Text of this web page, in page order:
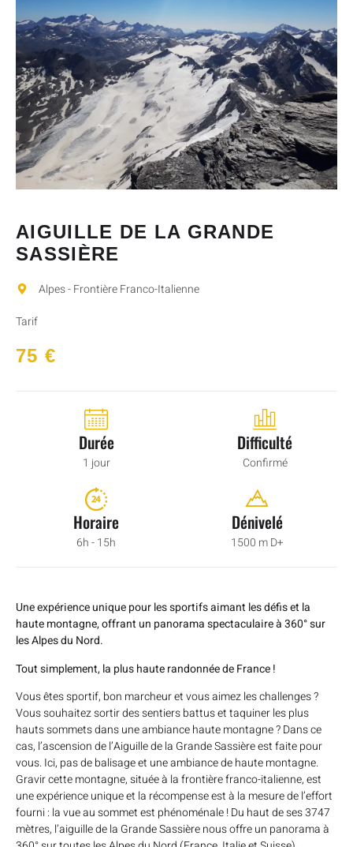
AIGUILLE DE LA GRANDE
SASSIÈRE
Alpes - Frontière Franco-Italienne​
Tarif
75 €
Durée
1 jour
Difficulté
Confirmé
Horaire
6h - 15h
Dénivelé
1500 m D+
Une expérience unique pour les sportifs aimant les défis et la
haute montagne, offrant un panorama spectaculaire à 360° sur
les Alpes du Nord.
Tout simplement, la plus haute randonnée de France !​​
Vous êtes sportif, bon marcheur et vous aimez les challenges ?
Vous souhaitez sortir des sentiers battus et taquiner les plus
hauts sommets dans une ambiance haute montagne ? Dans ce
cas, l’ascension de l’Aiguille de la Grande Sassière est faite pour
vous. Ici, pas de balisage et une ambiance de haute montagne.
Gravir cette montagne, située à la frontière franco-italienne, est
une expérience unique et la récompense est à la mesure de l’effort
fourni : la vue au sommet est phénoménale ! Du haut de ses 3747
mètres, l’aiguille de la Grande Sassière nous offre un panorama à